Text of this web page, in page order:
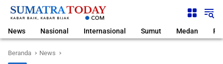
Langsung
News Nasional Internasional Sumut Medan
Beranda News